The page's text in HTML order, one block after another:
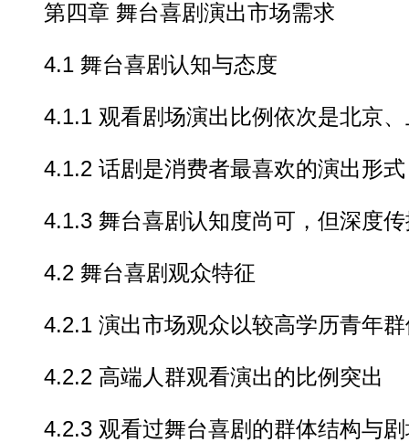
第四章 舞台喜剧演出市场需求
4.1 舞台喜剧认知与态度
4.1.1 观看剧场演出比例依次是北京、
4.1.2 话剧是消费者最喜欢的演出形式
4.1.3 舞台喜剧认知度尚可，但深度传
4.2 舞台喜剧观众特征
4.2.1 演出市场观众以较高学历青年群
4.2.2 高端人群观看演出的比例突出
4.2.3 观看过舞台喜剧的群体结构与剧